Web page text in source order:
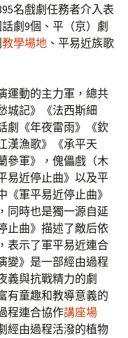
名戲劇任務者介入表
劇9個、平（京）劇
教學場地 、平易近族歌
運動的主力軍，總共
城記》《法西斯細
劇《年夜雷雨》《欽
漢漁歌》《承平天
參軍》，傀儡戲（木
易近停止曲》以及平
軍平易近停止曲》
同時也是獨一源自延
止曲》描述了敵后依
表示了軍平易近連合
變》是一部經由過程
義與抗戰精力的劇
有童趣和教導意義的
程連合協作講座場
經由過程活潑的植物